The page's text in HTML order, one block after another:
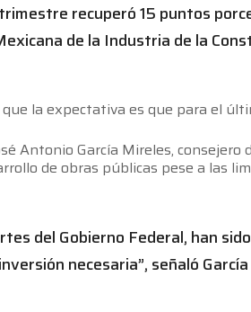
recuperó 15 puntos
de la Industria de la
la expectativa es que para el
Antonio García Mireles,
de obras públicas pese a las
del Gobierno Federal, han
necesaria”, señaló